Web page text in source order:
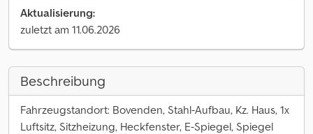
Aktualisierung:
zuletzt am 11.06.2026
Beschreibung
Fahrzeugstandort: Bovenden, Stahl-Aufbau, Kz. Haus, 1x
Luftsitz, Sitzheizung, Heckfenster, E-Spiegel, Spiegel